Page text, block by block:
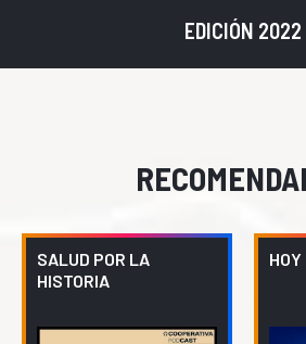
EDICIÓN 2022
SALUD POR LA
HISTORIA
HOY